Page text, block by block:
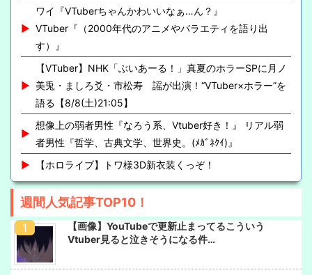
ワイ『VTuberちゃんかわいいなぁ…ん？』
VTuber『（2000年代のアニメやバラエティを語り出
す）』
【VTuber】NHK「ぶいあーる！」真夏のホラーSPに月ノ
美兎・ましろ爻・市松寿ゞ謡が出演！“VTuber×ホラー”を
語る【8/8(土)21:05】
想像上の弱者男性『なろう系、Vtuber好き！』 リアル弱
者男性『哲学、古典文学、世界史。(ﾒｶﾞﾈｸｲ)』
【ホロライブ】トワ様3D新衣装くっぞ！
週間人気記事TOP10！
【画像】YouTubeで更新止まってるこういう
Vtuber見ると泣きそうになる件…